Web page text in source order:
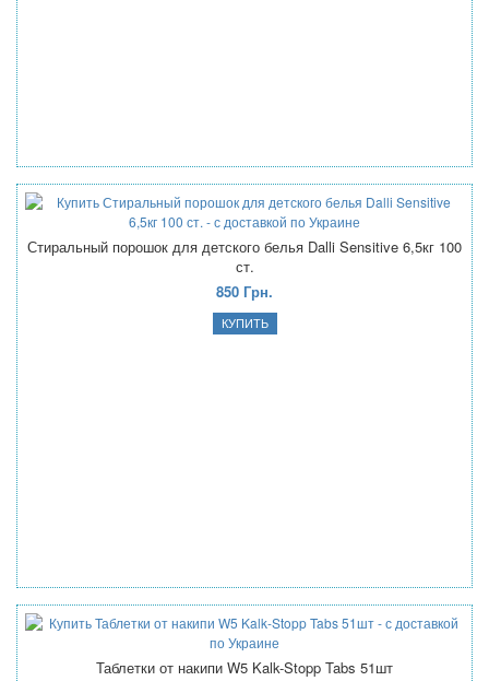
Стиральный порошок для детского белья Dalli Sensitive 6,5кг 100
ст.
850 Грн.
Таблетки от накипи W5 Kalk-Stopp Tabs 51шт